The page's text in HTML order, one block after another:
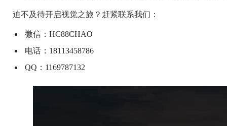
迫不及待开启视觉之旅？赶紧联系我们：
微信：HC88CHAO
电话：18113458786
QQ：1169787132